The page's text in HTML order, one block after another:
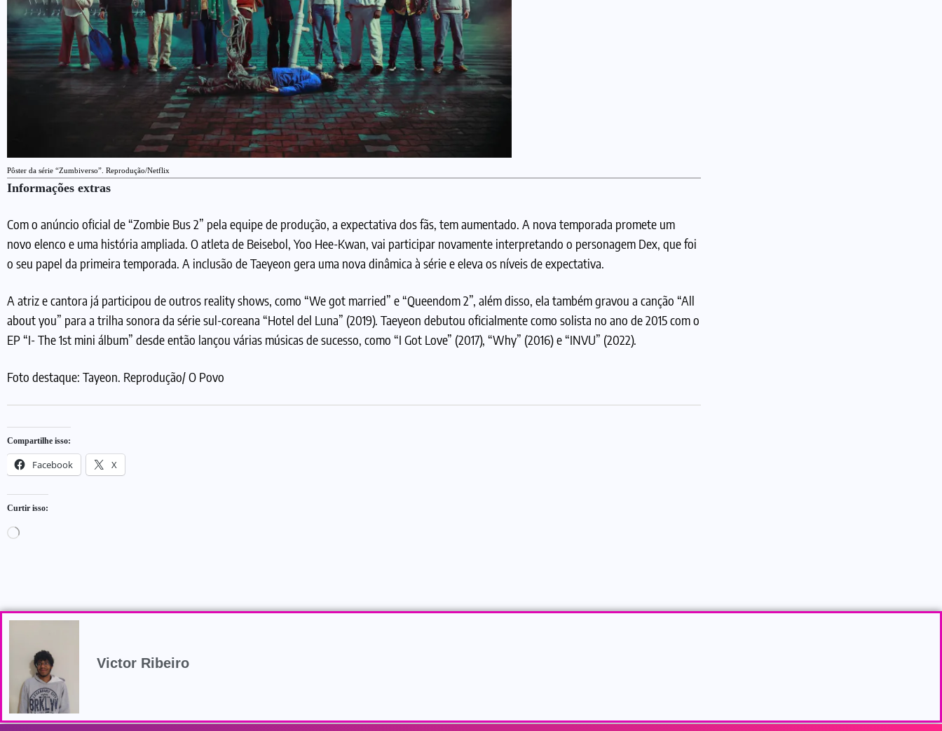
Pôster da série “Zumbiverso”. Reprodução/Netflix
Informações extras
Com o anúncio oficial de “Zombie Bus 2” pela equipe de produção, a expectativa dos fãs, tem aumentado. A nova temporada promete um
novo elenco e uma história ampliada. O atleta de Beisebol, Yoo Hee-Kwan, vai participar novamente interpretando o personagem Dex, que foi
o seu papel da primeira temporada. A inclusão de Taeyeon gera uma nova dinâmica à série e eleva os níveis de expectativa.
A atriz e cantora já participou de outros reality shows, como “We got married” e “Queendom 2”, além disso, ela também gravou a canção “All
about you” para a trilha sonora da série sul-coreana “Hotel del Luna” (2019). Taeyeon debutou oficialmente como solista no ano de 2015 com o
EP “I- The 1st mini álbum” desde então lançou várias músicas de sucesso, como “I Got Love” (2017), “Why” (2016) e “INVU” (2022).
Foto destaque: Tayeon. Reprodução/ O Povo
Compartilhe isso:
Facebook X
Curtir isso:
Victor Ribeiro